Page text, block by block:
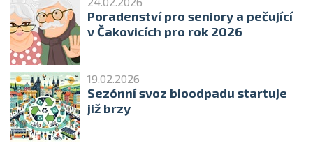
Poradenství pro seniory a pečující
v Čakovicích pro rok 2026
19.02.2026
Sezónní svoz bioodpadu startuje
již brzy